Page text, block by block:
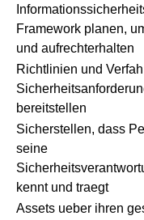
Framework planen,
und aufrechterhalten
Richtlinien und
bereitstellen
Sicherstellen, dass
seine
kennt und traegt
Assets ueber ihren